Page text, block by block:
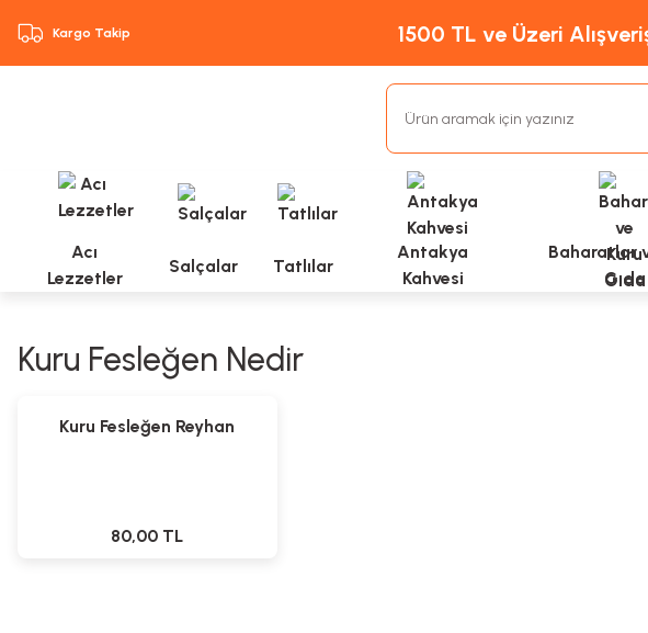
Kargo Takip 1500 TL ve Üzeri
Acı
Lezzetler
Salçalar Tatlılar
Antakya
Kahvesi
Baharatlar
Gıda
Kuru Fesleğen Nedir
YeniKuru Fesleğen Reyhan
80,00 TL